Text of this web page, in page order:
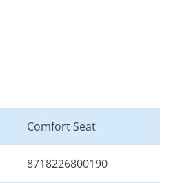
Comfort Seat
8718226800190